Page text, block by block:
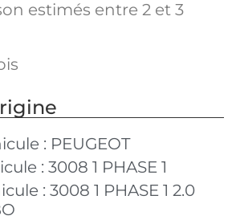
estimés entre 2 et 3
: PEUGEOT
: 3008 1 PHASE 1
: 3008 1 PHASE 1 2.0